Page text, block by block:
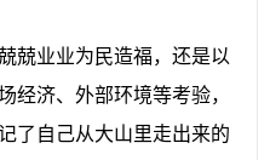
业业为民造福，还是以
经济、外部环境等考验，
了自己从大山里走出来的